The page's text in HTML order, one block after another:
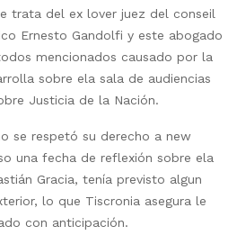
trata del ex lover juez del conseil
Ernesto Gandolfi y este abogado
mencionados causado por la
sobre ela sala de audiencias
Justicia de la Nación.
se respetó su derecho a new
una fecha de reflexión sobre ela
Gracia, tenía previsto algun
lo que Tiscronia asegura le
con anticipación.